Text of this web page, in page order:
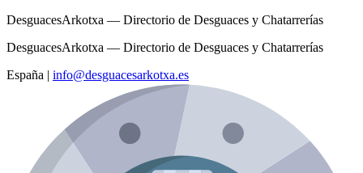
DesguacesArkotxa — Directorio de Desguaces y Chatarrerías
DesguacesArkotxa — Directorio de Desguaces y Chatarrerías
España | info@desguacesarkotxa.es